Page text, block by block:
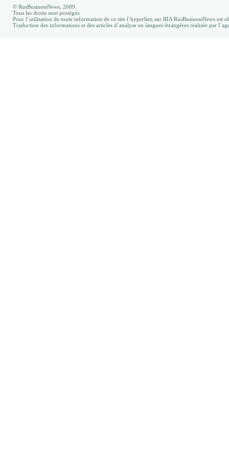
© RusBusinessNews, 2009.
Tous les droits sont protégés.
Pour l`utilisation de toute information de ce site l`hyperlien sur RIA RusBusinessNews est
Traduction des informations et des articles d’analyse en langues étrangères réalisée par